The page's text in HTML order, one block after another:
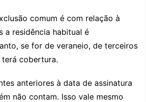
comum é com relação à
a residência habitual é
se for de veraneio, de terceiros
cobertura.
anteriores à data de assinatura
não contam. Isso vale mesmo